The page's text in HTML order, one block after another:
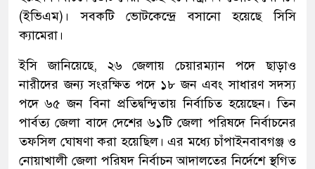
(ইভিএম)। সবকটি ভোটকেন্দ্রে বসানো হয়েছে সিসি
ক্যামেরা।
ইসি জানিয়েছে, ২৬ জেলায় চেয়ারম্যান পদে ছাড়াও
নারীদের জন্য সংরক্ষিত পদে ১৮ জন এবং সাধারণ সদস্য
পদে ৬৫ জন বিনা প্রতিদ্বন্দ্বিতায় নির্বাচিত হয়েছেন। তিন
পার্বত্য জেলা বাদে দেশের ৬১টি জেলা পরিষদে নির্বাচনের
তফসিল ঘোষণা করা হয়েছিল। এর মধ্যে চাঁপাইনবাবগঞ্জ ও
নোয়াখালী জেলা পরিষদ নির্বাচন আদালতের নির্দেশে স্থগিত